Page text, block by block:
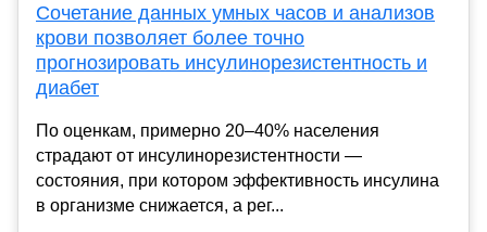
Сочетание данных умных часов и анализов
крови позволяет более точно
прогнозировать инсулинорезистентность и
диабет
По оценкам, примерно 20–40% населения
страдают от инсулинорезистентности —
состояния, при котором эффективность инсулина
в организме снижается, а рег...